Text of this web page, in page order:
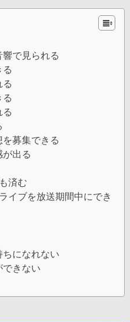
で見られる
る
る
る
る
募集できる
出る
済む
イブを放送期間中にでき
になれない
できない